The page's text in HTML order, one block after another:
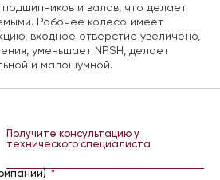
и валов, что делает
Рабочее колесо имеет
входное отверстие увеличено,
уменьшает NPSH, делает
и малошумной.
Получите консультацию у
технического специалиста